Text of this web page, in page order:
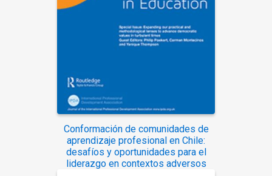
Conformación de comunidades de
aprendizaje profesional en Chile:
desafíos y oportunidades para el
liderazgo en contextos adversos